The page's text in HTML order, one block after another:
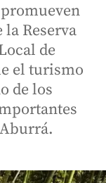
la Reserva
de
el turismo
de los